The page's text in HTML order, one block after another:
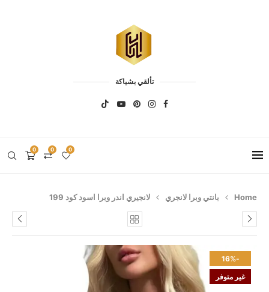
تألقي بشياكة
0 0 0
Home بانتي وبرا لانجري لانجيري اندر وبرا اسود كود 199
-16%
غير متوفر